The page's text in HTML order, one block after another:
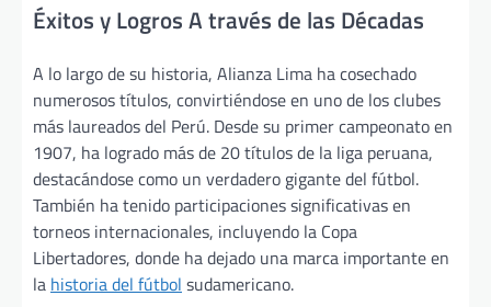
Éxitos y Logros A través de las Décadas
A lo largo de su historia, Alianza Lima ha cosechado
numerosos títulos, convirtiéndose en uno de los clubes
más laureados del Perú. Desde su primer campeonato en
1907, ha logrado más de 20 títulos de la liga peruana,
destacándose como un verdadero gigante del fútbol.
También ha tenido participaciones significativas en
torneos internacionales, incluyendo la Copa
Libertadores, donde ha dejado una marca importante en
la historia del fútbol sudamericano.